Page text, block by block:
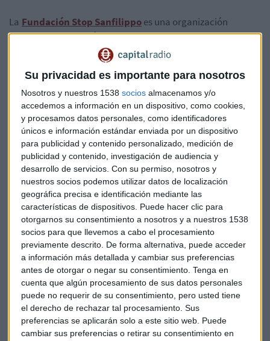
Su privacidad es importante para nosotros
Nosotros y nuestros 1538 socios almacenamos y/o
accedemos a información en un dispositivo, como cookies,
y procesamos datos personales, como identificadores
únicos e información estándar enviada por un dispositivo
para publicidad y contenido personalizado, medición de
publicidad y contenido, investigación de audiencia y
desarrollo de servicios. Con su permiso, nosotros y
nuestros socios podemos utilizar datos de localización
geográfica precisa e identificación mediante las
características de dispositivos. Puede hacer clic para
otorgarnos su consentimiento a nosotros y a nuestros 1538
socios para que llevemos a cabo el procesamiento
previamente descrito. De forma alternativa, puede acceder
a información más detallada y cambiar sus preferencias
antes de otorgar o negar su consentimiento. Tenga en
cuenta que algún procesamiento de sus datos personales
puede no requerir de su consentimiento, pero usted tiene
el derecho de rechazar tal procesamiento. Sus
preferencias se aplicarán solo a este sitio web. Puede
cambiar sus preferencias o retirar su consentimiento en
La Fundación Stop Sanfilippoes una organización
independiente y sin ánimo de lucro dedicada al fomento y
desarrollo de la investigación contra el
Síndrome de Sanfilippo
, una enfermedad genética,
hereditaria, degenerativa.
La carrera contará con distancias de 5KM, 10KM y carreras
infantiles.También se podrá participar en unamarcha no
competitiva de unos 2.500 metros, aproximadamente. Y
si ese día no puedes asistir, la Fundación da la posibilidad de
colaborar con la causa haciendo una donación en:
Grada Cero.
recogida de dorsal y chip se llevará a cabo los días13 y
14 de Abril en el local de la Parroquia de las Tablas, Avenida
Camino de Santiago, 35. En el horario de 11:00 a 20:00 el día
13 y de 11:00 a 18:00 el día 14.
En el programa de los corredores populares, A TU RITMO,
entrevistamos aMontse Curiel, Responsable de Marketing
y Comunicación de la Fundación Stop Sanfilippo, quien nos